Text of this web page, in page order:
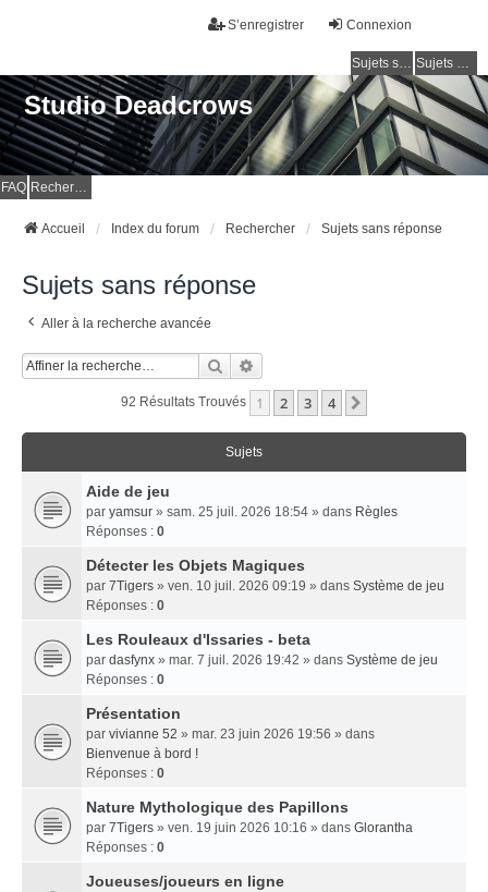
Connexion
S’enregistrer
Sujets sans réponse Sujets actifs
Studio Deadcrows
FAQ Rechercher
Accueil Index du forum Rechercher Sujets sans réponse
Sujets sans réponse
Aller à la recherche avancée
Rechercher
92 Résultats Trouvés 1 2 3 4
Sujets
Aide de jeu
par yamsur » sam. 25 juil. 2026 18:54 » dans Règles
Réponses : 0
Détecter les Objets Magiques
par 7Tigers » ven. 10 juil. 2026 09:19 » dans Système de jeu
Réponses : 0
Les Rouleaux d'Issaries - beta
par dasfynx » mar. 7 juil. 2026 19:42 » dans Système de jeu
Réponses : 0
Présentation
par vivianne 52 » mar. 23 juin 2026 19:56 » dans
Bienvenue à bord !
Réponses : 0
Nature Mythologique des Papillons
par 7Tigers » ven. 19 juin 2026 10:16 » dans Glorantha
Réponses : 0
Joueuses/joueurs en ligne